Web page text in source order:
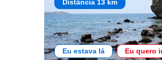
Distância 13 km
Eu estava lá Eu quero